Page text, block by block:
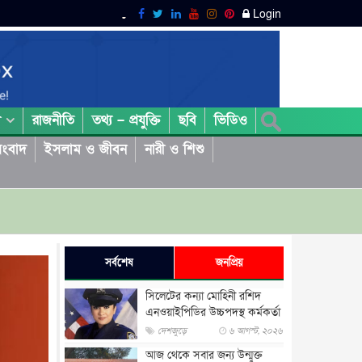
Login
রাজনীতি তথ্য – প্রযুক্তি ছবি
ভিডিও
ইসলাম ও জীবন
নারী ও শিশু
সর্বশেষ জনপ্রিয়
সিলেটের কন্যা মোহিনী রশিদ
এনওয়াইপিডির উচ্চপদস্থ কর্মকর্তা
দেশজুড়ে ৬ আগস্ট, ২০২৬
আজ থেকে সবার জন্য উন্মুক্ত